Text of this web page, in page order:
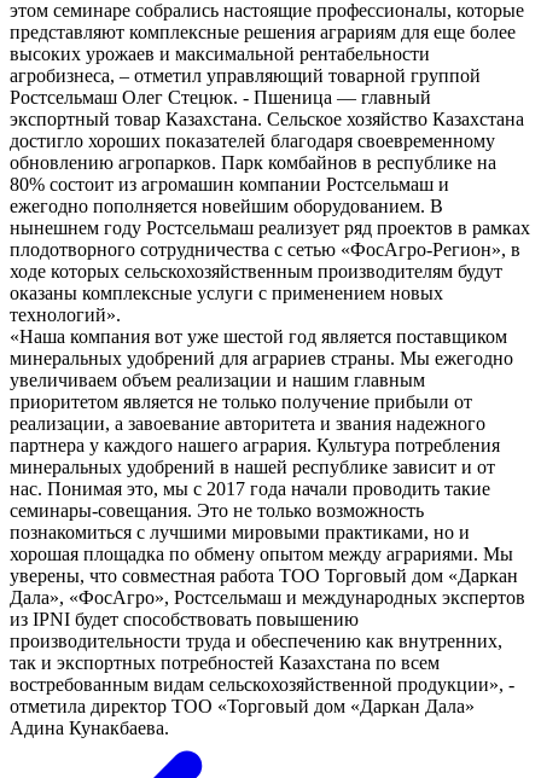
этом семинаре собрались настоящие профессионалы, которые
представляют комплексные решения аграриям для еще более
высоких урожаев и максимальной рентабельности
агробизнеса, – отметил управляющий товарной группой
Ростсельмаш Олег Стецюк. - Пшеница ― главный
экспортный товар Казахстана. Сельское хозяйство Казахстана
достигло хороших показателей благодаря своевременному
обновлению агропарков. Парк комбайнов в республике на
80% состоит из агромашин компании Ростсельмаш и
ежегодно пополняется новейшим оборудованием. В
нынешнем году Ростсельмаш реализует ряд проектов в рамках
плодотворного сотрудничества с сетью «ФосАгро-Регион», в
ходе которых сельскохозяйственным производителям будут
оказаны комплексные услуги с применением новых
технологий».
«Наша компания вот уже шестой год является поставщиком
минеральных удобрений для аграриев страны. Мы ежегодно
увеличиваем объем реализации и нашим главным
приоритетом является не только получение прибыли от
реализации, а завоевание авторитета и звания надежного
партнера у каждого нашего агрария. Культура потребления
минеральных удобрений в нашей республике зависит и от
нас. Понимая это, мы с 2017 года начали проводить такие
семинары-совещания. Это не только возможность
познакомиться с лучшими мировыми практиками, но и
хорошая площадка по обмену опытом между аграриями. Мы
уверены, что совместная работа ТОО Торговый дом «Даркан
Дала», «ФосАгро», Ростсельмаш и международных экспертов
из IPNI будет способствовать повышению
производительности труда и обеспечению как внутренних,
так и экспортных потребностей Казахстана по всем
востребованным видам сельскохозяйственной продукции», -
отметила директор ТОО «Торговый дом «Даркан Дала»
Адина Кунакбаева.